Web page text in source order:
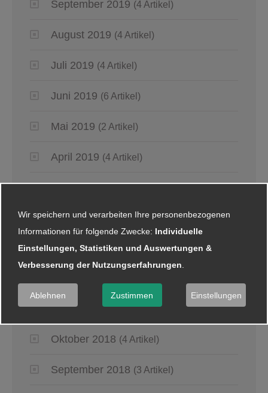
September 2019 (4 Artikel)
August 2019 (4 Artikel)
Juli 2019 (4 Artikel)
Juni 2019 (6 Artikel)
Mai 2019 (2 Artikel)
April 2019 (4 Artikel)
März 2019
Januar 2019 (5 Artikel)
2018
November 2018 (2 Artikel)
Oktober 2018 (4 Artikel)
September 2018 (3 Artikel)
Wir speichern und verarbeiten Ihre personenbezogenen
Informationen für folgende Zwecke: Individuelle
Einstellungen, Statistiken und Auswertungen &
Verbesserung der Nutzungserfahrungen.
Ablehnen Zustimmen Einstellungen